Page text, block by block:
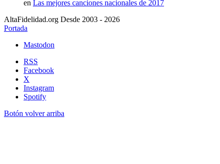
en Las mejores canciones nacionales de 2017
AltaFidelidad.org Desde 2003 - 2026
Portada
Mastodon
RSS
Facebook
X
Instagram
Spotify
Botón volver arriba